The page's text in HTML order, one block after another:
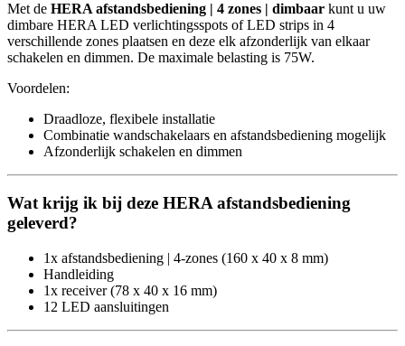
Met de HERA afstandsbediening | 4 zones | dimbaar kunt u uw
dimbare HERA LED verlichtingsspots of LED strips in 4
verschillende zones plaatsen en deze elk afzonderlijk van elkaar
schakelen en dimmen. De maximale belasting is 75W.
Voordelen:
Draadloze, flexibele installatie
Combinatie wandschakelaars en afstandsbediening mogelijk
Afzonderlijk schakelen en dimmen
Wat krijg ik bij deze HERA afstandsbediening
geleverd?
1x afstandsbediening | 4-zones (160 x 40 x 8 mm)
Handleiding
1x receiver (78 x 40 x 16 mm)
12 LED aansluitingen